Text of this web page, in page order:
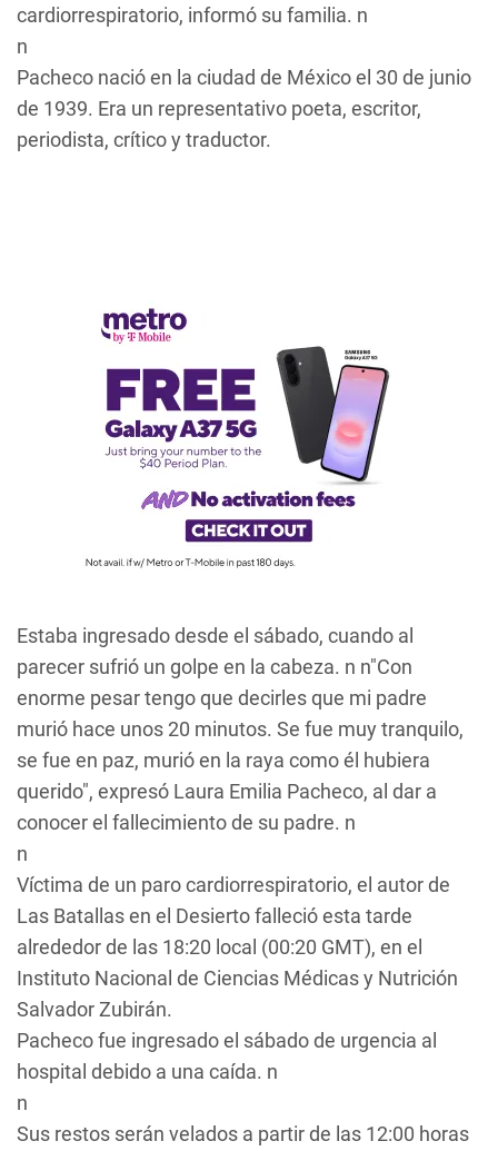
cardiorrespiratorio, informó su familia. n
n
Pacheco nació en la ciudad de México el 30 de junio
de 1939. Era un representativo poeta, escritor,
periodista, crítico y traductor.
Estaba ingresado desde el sábado, cuando al
parecer sufrió un golpe en la cabeza. n n"Con
enorme pesar tengo que decirles que mi padre
murió hace unos 20 minutos. Se fue muy tranquilo,
se fue en paz, murió en la raya como él hubiera
querido", expresó Laura Emilia Pacheco, al dar a
conocer el fallecimiento de su padre. n
n
Víctima de un paro cardiorrespiratorio, el autor de
Las Batallas en el Desiertofalleció esta tarde
alrededor de las 18:20 local (00:20 GMT), en el
Instituto Nacional de Ciencias Médicas y Nutrición
Salvador Zubirán.
Pacheco fue ingresado el sábado de urgencia al
hospital debido a una caída. n
n
Sus restos serán velados a partir de las 12:00 horas